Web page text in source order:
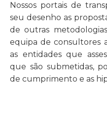
Nossos portais de
seu desenho as
de outras
equipa de consultores
as entidades que
que são submetidas,
de cumprimento e as